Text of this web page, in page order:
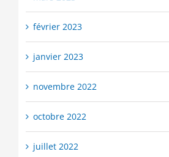
février 2023
janvier 2023
novembre 2022
octobre 2022
juillet 2022